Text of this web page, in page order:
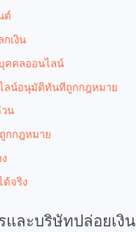
ต์
เงิน
คคลออนไลน์
ลน์อนุมัติทันทีถูกกฎหมาย
น
กกฎหมาย
ด้จริง
ละบริษัทปล่อยเงิน